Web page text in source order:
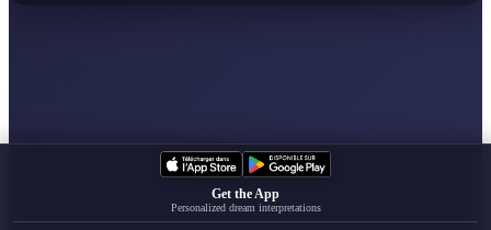
Get the App
Personalized dream interpretations